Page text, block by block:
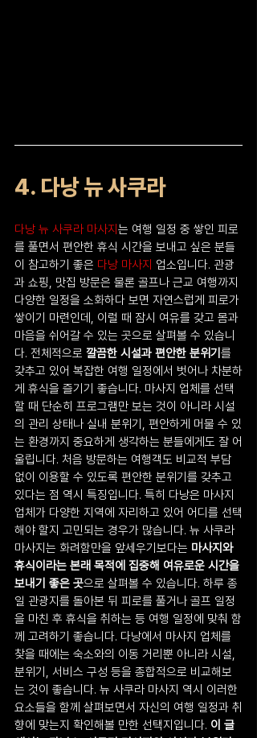
4. 다낭 뉴 사쿠라
다낭 뉴 사쿠라 마사지 는 여행 일정 중 쌓인 피로
를 풀면서 편안한 휴식 시간을 보내고 싶은 분들
이 참고하기 좋은 다낭 마사지 업소입니다. 관광
과 쇼핑, 맛집 방문은 물론 골프나 근교 여행까지
다양한 일정을 소화하다 보면 자연스럽게 피로가
쌓이기 마련인데, 이럴 때 잠시 여유를 갖고 몸과
마음을 쉬어갈 수 있는 곳으로 살펴볼 수 있습니
다. 전체적으로 깔끔한 시설과 편안한 분위기 를
갖추고 있어 복잡한 여행 일정에서 벗어나 차분하
게 휴식을 즐기기 좋습니다. 마사지 업체를 선택
할 때 단순히 프로그램만 보는 것이 아니라 시설
의 관리 상태나 실내 분위기, 편안하게 머물 수 있
는 환경까지 중요하게 생각하는 분들에게도 잘 어
울립니다. 처음 방문하는 여행객도 비교적 부담
없이 이용할 수 있도록 편안한 분위기를 갖추고
있다는 점 역시 특징입니다. 특히 다낭은 마사지
업체가 다양한 지역에 자리하고 있어 어디를 선택
해야 할지 고민되는 경우가 많습니다. 뉴 사쿠라
마사지는 화려함만을 앞세우기보다는 마사지와
휴식이라는 본래 목적에 집중해 여유로운 시간을
보내기 좋은 곳으로 살펴볼 수 있습니다. 하루 종
일 관광지를 돌아본 뒤 피로를 풀거나 골프 일정
을 마친 후 휴식을 취하는 등 여행 일정에 맞춰 함
께 고려하기 좋습니다. 다낭에서 마사지 업체를
찾을 때에는 숙소와의 이동 거리뿐 아니라 시설,
분위기, 서비스 구성 등을 종합적으로 비교해보
는 것이 좋습니다. 뉴 사쿠라 마사지 역시 이러한
요소들을 함께 살펴보면서 자신의 여행 일정과 취
향에 맞는지 확인해볼 만한 선택지입니다. 이 글